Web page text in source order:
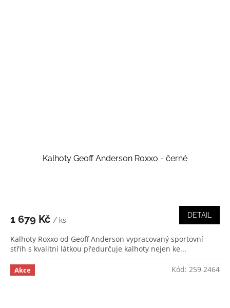
Kalhoty Geoff Anderson Roxxo - černé
1 679 Kč / ks
DETAIL
Kalhoty Roxxo od Geoff Anderson vypracovaný sportovní
střih s kvalitní látkou předurčuje kalhoty nejen ke...
Akce Kód: 259 2464